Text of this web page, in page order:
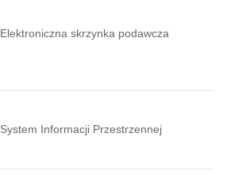
Elektroniczna skrzynka podawcza
System Informacji Przestrzennej